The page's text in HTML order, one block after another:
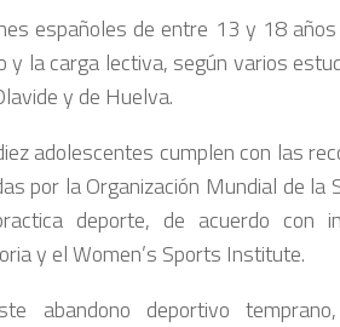
españoles de entre 13 y 18
la carga lectiva, según varios
y de Huelva.
adolescentes cumplen con las
por la Organización Mundial de la
deporte, de acuerdo con
y el Women’s Sports Institute.
abandono deportivo